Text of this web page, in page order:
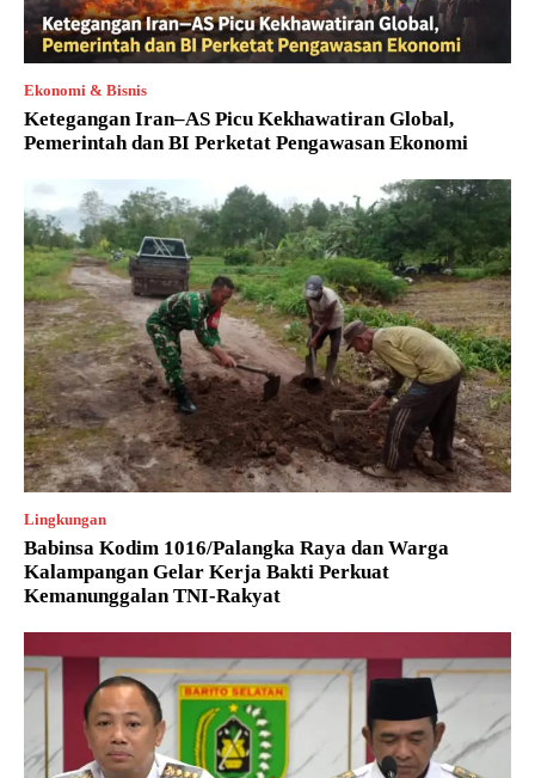
Ekonomi & Bisnis
Ketegangan Iran–AS Picu Kekhawatiran Global,
Pemerintah dan BI Perketat Pengawasan Ekonomi
Lingkungan
Babinsa Kodim 1016/Palangka Raya dan Warga
Kalampangan Gelar Kerja Bakti Perkuat
Kemanunggalan TNI-Rakyat